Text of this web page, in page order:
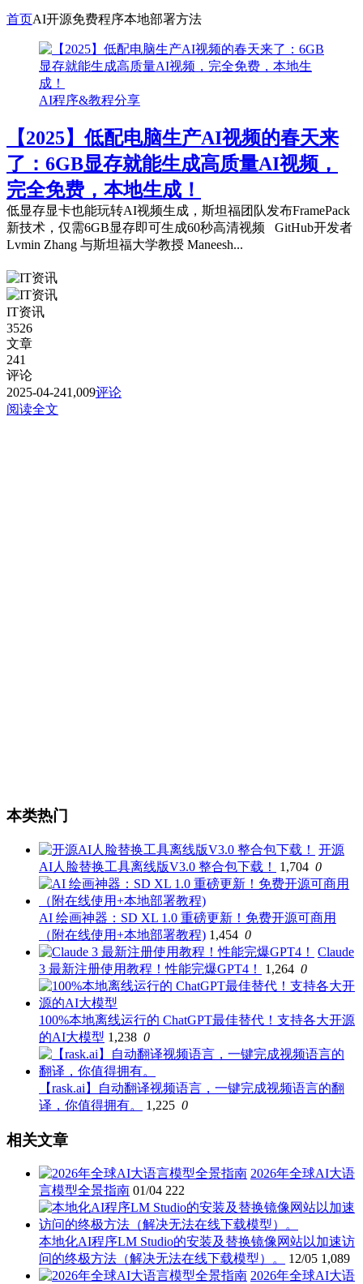
首页AI开源免费程序本地部署方法
AI程序&教程分享
【2025】低配电脑生产AI视频的春天来
了：6GB显存就能生成高质量AI视频，
完全免费，本地生成！
低显存显卡也能玩转AI视频生成，斯坦福团队发布FramePack
新技术，仅需6GB显存即可生成60秒高清视频 GitHub开发者
Lvmin Zhang 与斯坦福大学教授 Maneesh...
IT资讯
3526
文章
241
评论
2025-04-241,009评论
阅读全文
本类热门
开源
AI人脸替换工具离线版V3.0 整合包下载！
1,704 0
AI 绘画神器：SD XL 1.0 重磅更新！免费开源可商用
（附在线使用+本地部署教程) 1,454 0
Claude
3 最新注册使用教程！性能完爆GPT4！
1,264 0
100%本地离线运行的 ChatGPT最佳替代！支持各大开源
的AI大模型 1,238 0
【rask.ai】自动翻译视频语言，一键完成视频语言的翻
译，你值得拥有。
1,225 0
相关文章
2026年全球AI大语
言模型全景指南 01/04 222
本地化AI程序LM Studio的安装及替换镜像网站以加速访
问的终极方法（解决无法在线下载模型）。
12/05 1,089
2026年全球AI大语